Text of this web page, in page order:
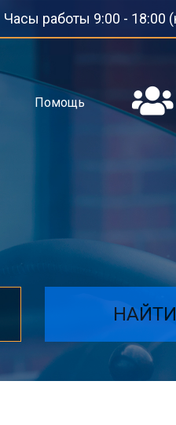
Часы работы 9:00 - 18:00
Помощь
НАЙТИ